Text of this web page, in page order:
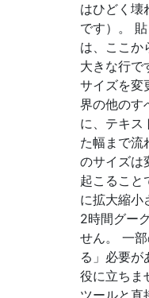
はひどく壊
です）。
は、ここか
大きな行で
サイズを変
界の他のす
に、テキス
た幅まで流
のサイズは
起こること
に拡大縮小
2時間グー
せん。 一
る」必要が
役に立ちま
ツールと直